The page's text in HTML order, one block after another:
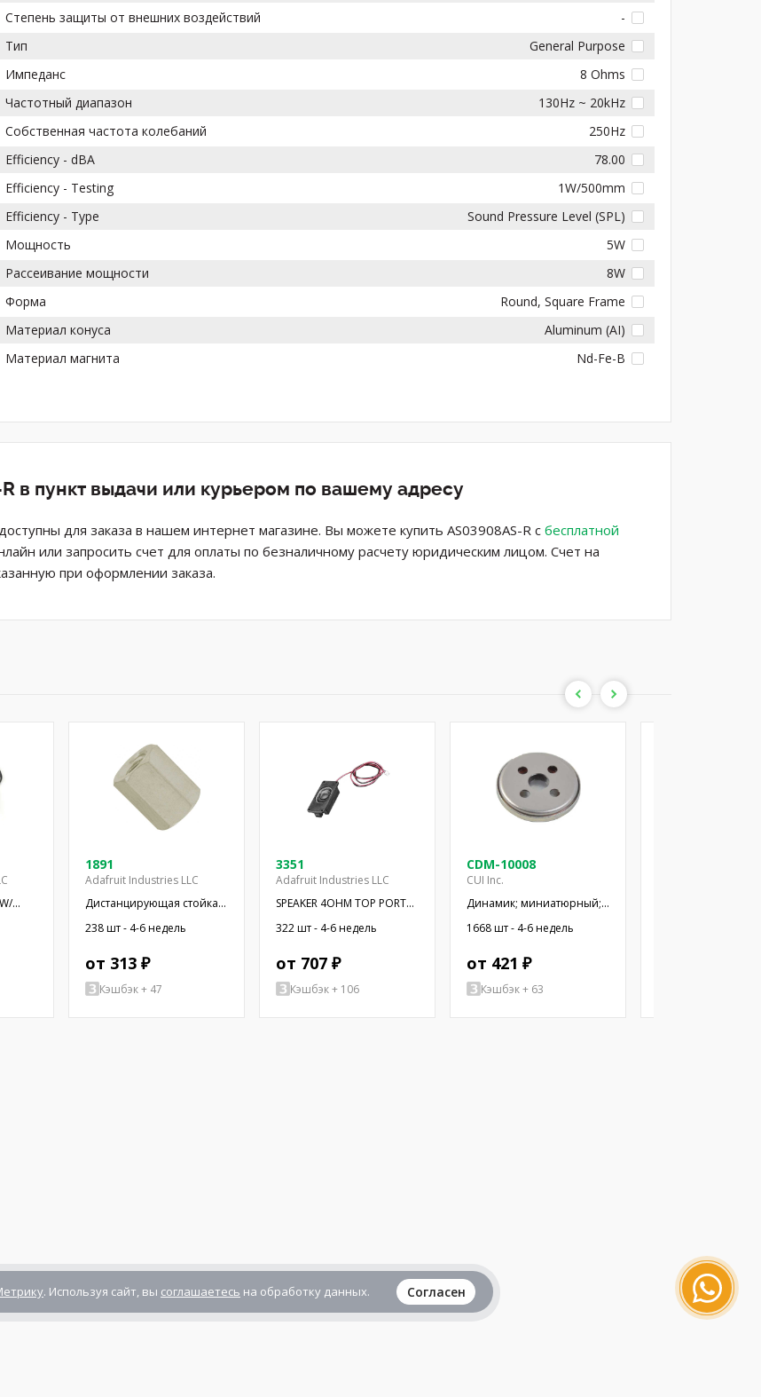
Степень защиты от внешних воздействий
-
Тип
General Purpose
Импеданс
8 Ohms
Частотный диапазон
130Hz ~ 20kHz
Собственная частота колебаний
250Hz
Efficiency - dBA
78.00
Efficiency - Testing
1W/500mm
Efficiency - Type
Sound Pressure Level (SPL)
Мощность
5W
Рассеивание мощности
8W
Форма
Round, Square Frame
Материал конуса
Aluminum (AI)
Материал магнита
Nd-Fe-B
в пункт выдачи или курьером по вашему адресу
для заказа в нашем интернет магазине. Вы можете купить AS03908AS-R с бесплатной
или запросить счет для оплаты по безналичному расчету юридическим лицом. Счет на
при оформлении заказа.
1891
Adafruit Industries LLC
Дистанцирующая стойка с
резьбой; 6,4мм;
Внутр.резьба: UNC4-40
238 шт - 4-6 недель
от 313 ₽
Кэшбэк + 47
3351
Adafruit Industries LLC
SPEAKER 4OHM TOP PORT
OVAL RECT
322 шт - 4-6 недель
от 707 ₽
Кэшбэк + 106
CDM-10008
CUI Inc.
Динамик; миниатюрный;
300мВт; 8Ом; Ø10x2,9мм;
20кГц; Ø: 10мм; ПЭТ
1668 шт - 4-6 недель
от 421 ₽
Кэшбэк + 63
. Используя сайт, вы соглашаетесь на обработку данных. Согласен